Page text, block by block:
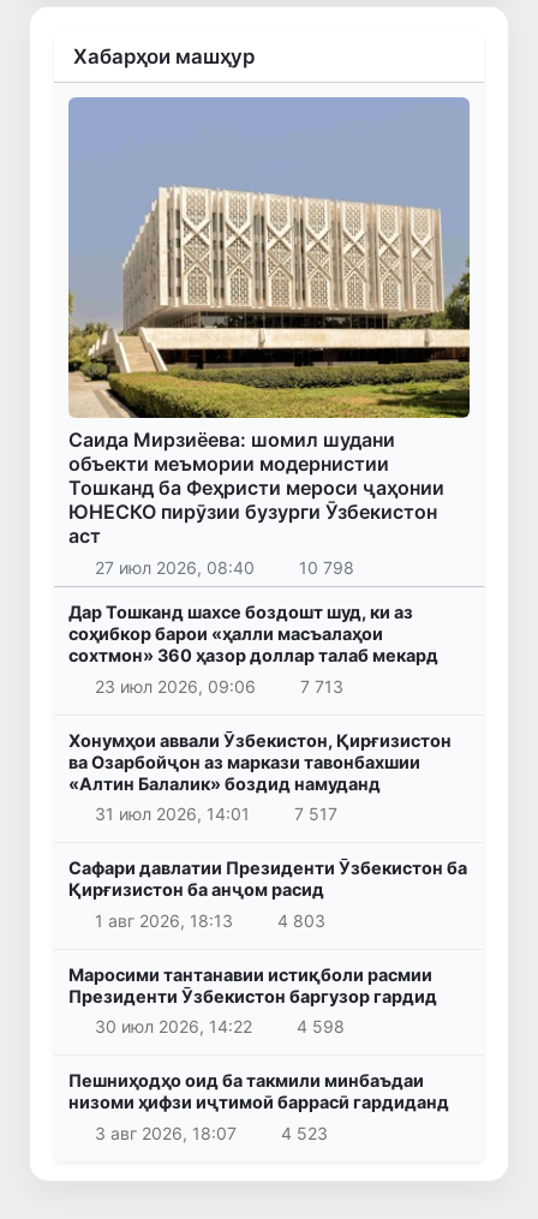
Хабарҳои машҳур
Саида Мирзиёева: шомил шудани
объекти меъмории модернистии
Тошканд ба Феҳристи мероси ҷаҳонии
ЮНЕСКО пирӯзии бузурги Ӯзбекистон
аст
27 июл 2026, 08:40 10 798
Дар Тошканд шахсе боздошт шуд, ки аз
соҳибкор барои «ҳалли масъалаҳои
сохтмон» 360 ҳазор доллар талаб мекард
23 июл 2026, 09:06
7 713
Хонумҳои аввали Ӯзбекистон, Қирғизистон
ва Озарбойҷон аз маркази тавонбахшии
«Алтин Балалик» боздид намуданд
31 июл 2026, 14:01
7 517
Сафари давлатии Президенти Ӯзбекистон ба
Қирғизистон ба анҷом расид
1 авг 2026, 18:13
4 803
Маросими тантанавии истиқболи расмии
Президенти Ӯзбекистон баргузор гардид
30 июл 2026, 14:22
4 598
Пешниҳодҳо оид ба такмили минбаъдаи
низоми ҳифзи иҷтимоӣ баррасӣ гардиданд
3 авг 2026, 18:07
4 523